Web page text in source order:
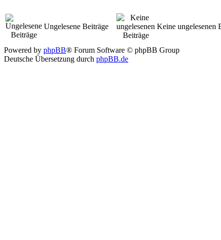
Ungelesene Beiträge Keine ungelesenen
Powered by phpBB® Forum Software © phpBB Group
Deutsche Übersetzung durch phpBB.de